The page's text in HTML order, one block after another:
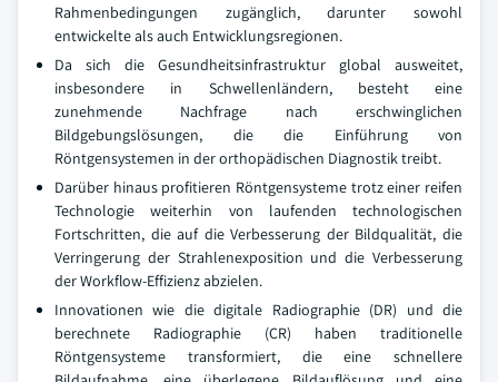
Rahmenbedingungen zugänglich, darunter sowohl
entwickelte als auch Entwicklungsregionen.
Da sich die Gesundheitsinfrastruktur global ausweitet,
insbesondere in Schwellenländern, besteht eine
zunehmende Nachfrage nach erschwinglichen
Bildgebungslösungen, die die Einführung von
Röntgensystemen in der orthopädischen Diagnostik treibt.
Darüber hinaus profitieren Röntgensysteme trotz einer reifen
Technologie weiterhin von laufenden technologischen
Fortschritten, die auf die Verbesserung der Bildqualität, die
Verringerung der Strahlenexposition und die Verbesserung
der Workflow-Effizienz abzielen.
Innovationen wie die digitale Radiographie (DR) und die
berechnete Radiographie (CR) haben traditionelle
Röntgensysteme transformiert, die eine schnellere